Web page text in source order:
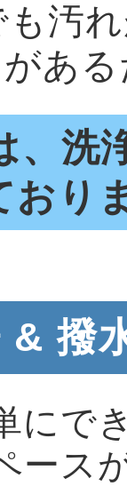
汚
あ
、洗
おり
撥
にで
ース